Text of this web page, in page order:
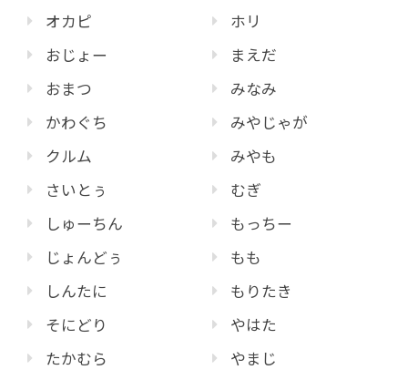
オカピ
おじょー
おまつ
かわぐち
クルム
さいとぅ
しゅーちん
じょんどぅ
しんたに
そにどり
たかむら
ホリ
まえだ
みなみ
みやじゃが
みやも
むぎ
もっちー
もも
もりたき
やはた
やまじ